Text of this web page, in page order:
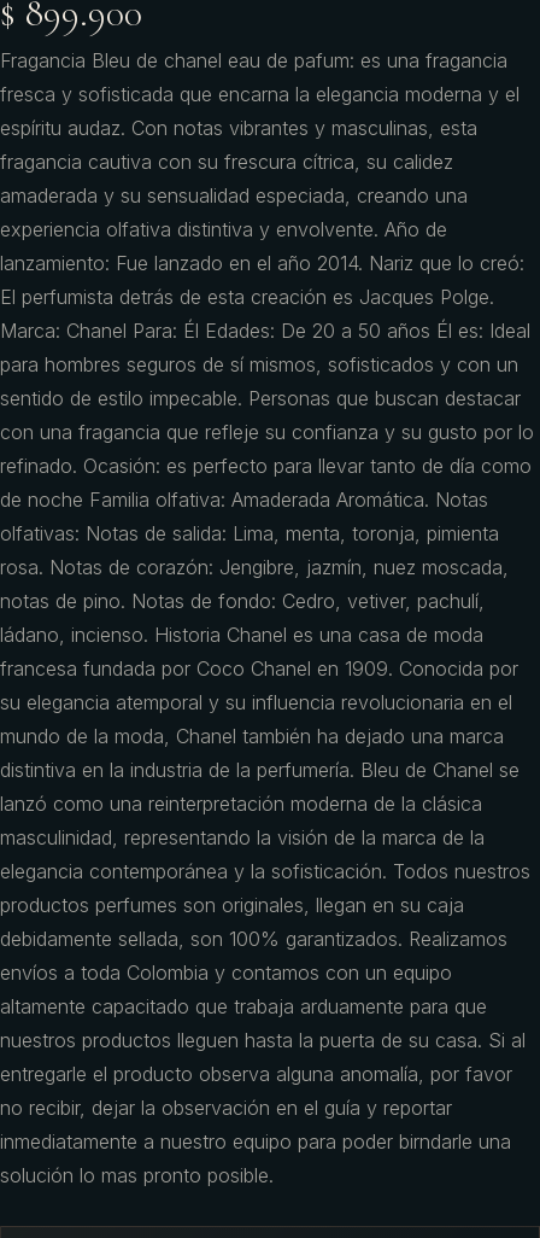
$ 899.900
Fragancia Bleu de chanel eau de pafum: es una fragancia
fresca y sofisticada que encarna la elegancia moderna y el
espíritu audaz. Con notas vibrantes y masculinas, esta
fragancia cautiva con su frescura cítrica, su calidez
amaderada y su sensualidad especiada, creando una
experiencia olfativa distintiva y envolvente. Año de
lanzamiento: Fue lanzado en el año 2014. Nariz que lo creó:
El perfumista detrás de esta creación es Jacques Polge.
Marca: Chanel Para: Él Edades: De 20 a 50 años Él es: Ideal
para hombres seguros de sí mismos, sofisticados y con un
sentido de estilo impecable. Personas que buscan destacar
con una fragancia que refleje su confianza y su gusto por lo
refinado. Ocasión: es perfecto para llevar tanto de día como
de noche Familia olfativa: Amaderada Aromática. Notas
olfativas: Notas de salida: Lima, menta, toronja, pimienta
rosa. Notas de corazón: Jengibre, jazmín, nuez moscada,
notas de pino. Notas de fondo: Cedro, vetiver, pachulí,
ládano, incienso. Historia Chanel es una casa de moda
francesa fundada por Coco Chanel en 1909. Conocida por
su elegancia atemporal y su influencia revolucionaria en el
mundo de la moda, Chanel también ha dejado una marca
distintiva en la industria de la perfumería. Bleu de Chanel se
lanzó como una reinterpretación moderna de la clásica
masculinidad, representando la visión de la marca de la
elegancia contemporánea y la sofisticación. Todos nuestros
productos perfumes son originales, llegan en su caja
debidamente sellada, son 100% garantizados. Realizamos
envíos a toda Colombia y contamos con un equipo
altamente capacitado que trabaja arduamente para que
nuestros productos lleguen hasta la puerta de su casa. Si al
entregarle el producto observa alguna anomalía, por favor
no recibir, dejar la observación en el guía y reportar
inmediatamente a nuestro equipo para poder birndarle una
solución lo mas pronto posible.